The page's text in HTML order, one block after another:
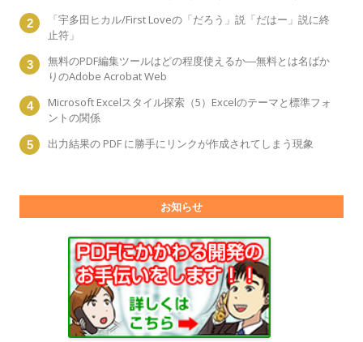
「宇多田ヒカル/First Loveの「だろう」説「だはー」説に終
止符」
無料のPDF編集ツールはどの程度使えるか―無料とは名ばか
りのAdobe Acrobat Web
Microsoft Excelスタイル探索（5）Excelのテーマと標準フォ
ントの関係
出力結果の PDF に勝手にリンクが作成されてしまう現象
お知らせ